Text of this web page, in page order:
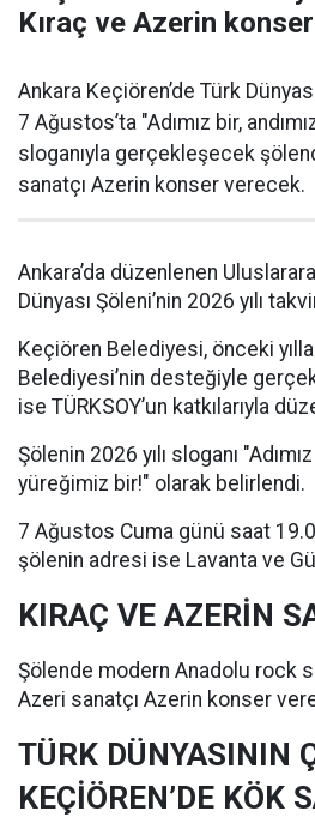
Kıraç ve Azerin
Ankara Keçiören’de Türk
7 Ağustos’ta "Adımız bir,
sloganıyla gerçekleşecek
sanatçı Azerin konser verecek.
Ankara’da düzenlenen
Dünyası Şöleni’nin 2026 yılı
Keçiören Belediyesi, önceki
Belediyesi’nin desteğiyle
ise TÜRKSOY’un katkılarıyla
Şölenin 2026 yılı sloganı
yüreğimiz bir!" olarak belirlendi.
7 Ağustos Cuma günü saat
şölenin adresi ise Lavanta ve
KIRAÇ VE AZERİN
Şölende modern Anadolu rock
Azeri sanatçı Azerin konser
TÜRK DÜNYASININ
KEÇİÖREN’DE KÖK